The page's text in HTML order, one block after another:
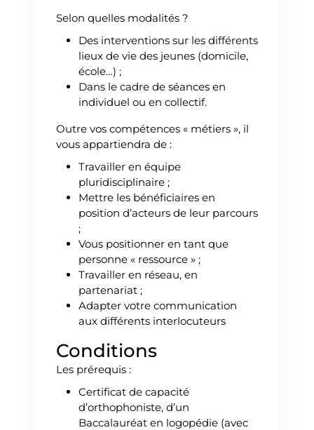
Selon quelles modalités ?
Des interventions sur les différents
lieux de vie des jeunes (domicile,
école…) ;
Dans le cadre de séances en
individuel ou en collectif.
Outre vos compétences « métiers », il
vous appartiendra de :
Travailler en équipe
pluridisciplinaire ;
Mettre les bénéficiaires en
position d’acteurs de leur parcours
;
Vous positionner en tant que
personne « ressource » ;
Travailler en réseau, en
partenariat ;
Adapter votre communication
aux différents interlocuteurs
Conditions
Les prérequis :
Certificat de capacité
d’orthophoniste, d’un
Baccalauréat en logopédie (avec